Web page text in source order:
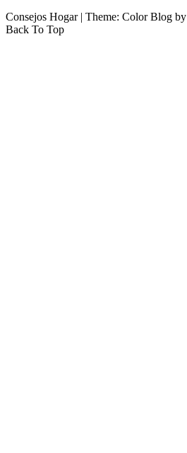
Consejos Hogar | Theme: Color Blog by
Back To Top